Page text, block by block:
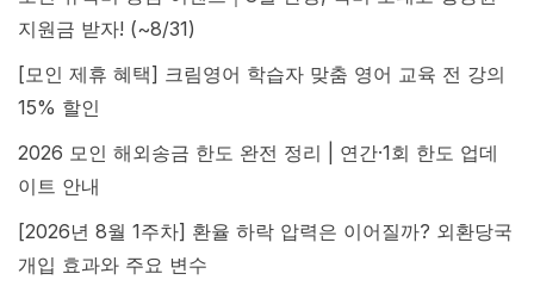
지원금 받자! (~8/31)
[모인 제휴 혜택] 크림영어 학습자 맞춤 영어 교육 전 강의
15% 할인
2026 모인 해외송금 한도 완전 정리 | 연간·1회 한도 업데
이트 안내
[2026년 8월 1주차] 환율 하락 압력은 이어질까? 외환당국
개입 효과와 주요 변수